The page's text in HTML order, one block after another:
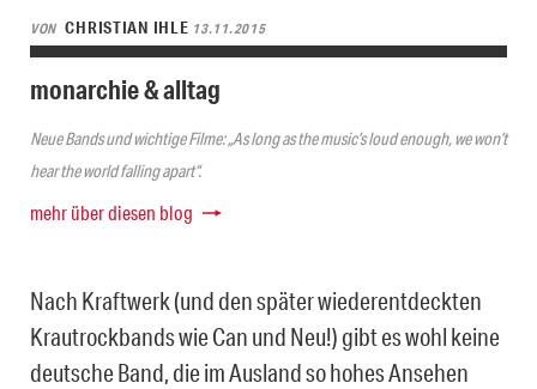
VON CHRISTIAN IHLE 13.11.2015
monarchie & alltag
Neue Bands und wichtige Filme: „As long as the music’s loud enough, we won’t
hear the world falling apart“.
mehr über diesen blog
Nach Kraftwerk (und den später wiederentdeckten
Krautrockbands wie Can und Neu!) gibt es wohl keine
deutsche Band, die im Ausland so hohes Ansehen